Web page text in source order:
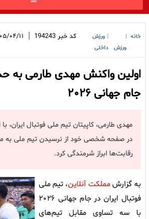
خانه
ورزش
ورزش
داخلی
کد خبر 194243
| ۱۴۰۵/۰۴/۱۱
اولین واکنش مهدی طارمی به
جام جهانی ۲۰۲۶
مهدی طارمی، کاپیتان تیم ملی فوتبال ایران،
در صفحه شخصی خود از نرسیدن تیم ملی به
رقابت‌ها ابراز شرمندگی کرد.
به گزارشمملکت آنلاین، تیم ملی
فوتبال ایران در جام جهانی ۲۰۲۶
با سه تساوی مقابل تیم‌های